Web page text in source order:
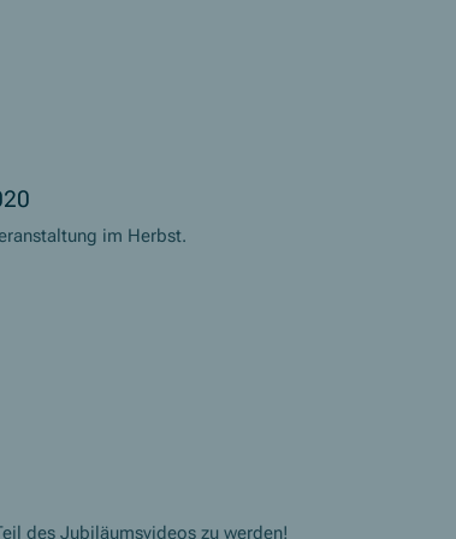
im Herbst.
des Jubiläumsvideos zu werden!